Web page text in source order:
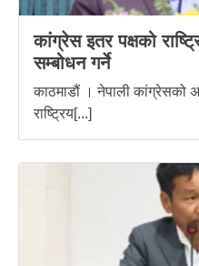
कांग्रेस इतर पक्षको
सम्बोधन गर्ने
काठमाडौं । नेपाली कांग्रेसको
राष्ट्रिय[...]